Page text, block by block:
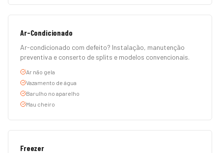
Ar-Condicionado
Ar-condicionado com defeito? Instalação, manutenção
preventiva e conserto de splits e modelos convencionais.
Ar não gela
Vazamento de água
Barulho no aparelho
Mau cheiro
Freezer